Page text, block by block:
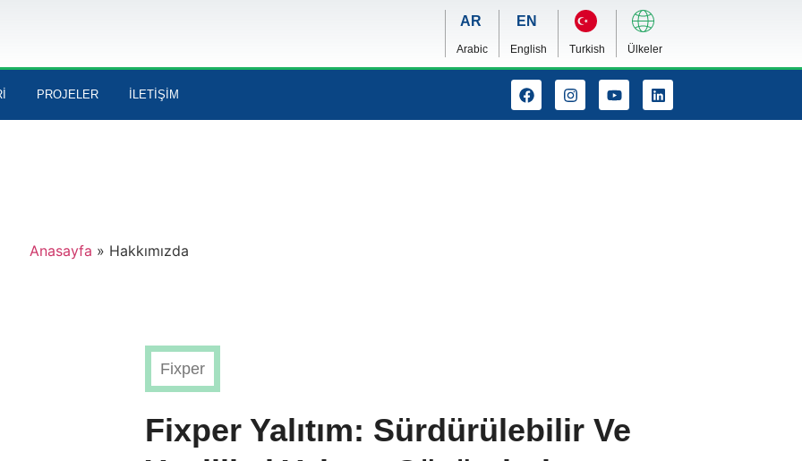
Arabic English Turkish Ülkeler
PROJELER İLETIŞIM
Anasayfa » Hakkımızda
Fixper
Fixper Yalıtım: Sürdürülebilir Ve